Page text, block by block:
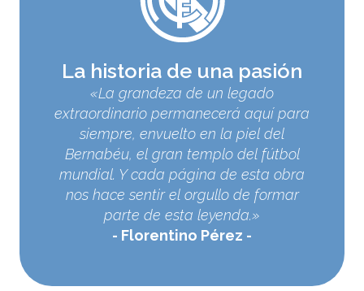
La historia de una pasión
«La grandeza de un legado
extraordinario permanecerá aquí para
siempre, envuelto en la piel del
Bernabéu, el gran templo del fútbol
mundial. Y cada página de esta obra
nos hace sentir el orgullo de formar
parte de esta leyenda.»
Florentino Pérez